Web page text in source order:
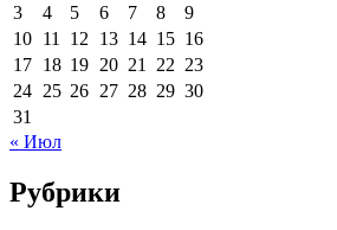
3
4 5 6 7 8
9
10 11 12 13 14 15 16
17 18 19 20 21 22 23
24 25 26 27 28 29 30
31
« Июл
Рубрики